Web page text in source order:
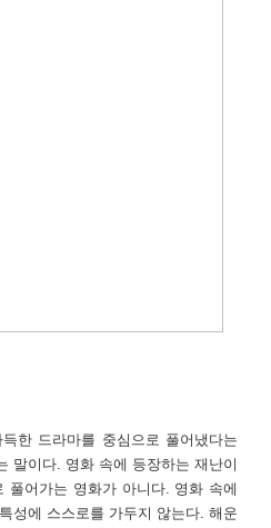
한 드라마를 중심으로 풀어냈다는
말이다. 영화 속에 등장하는 재난이
풀어가는 영화가 아니다. 영화 속에
성에 스스로를 가두지 않는다. 해운